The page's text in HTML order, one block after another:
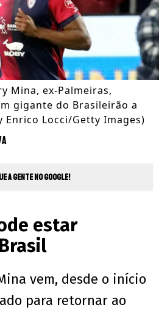
Mina, ex-Palmeiras,
gigante do Brasileirão a
Enrico Locci/Getty Images)
a gente no Google!
estar
vem, desde o início
para retornar ao